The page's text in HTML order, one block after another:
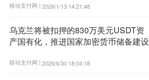
移动支付网 | 2026/1/13 14:21:48
乌克兰将被扣押的830万美元USDT资
产国有化，推进国家加密货币储备建设
移动支付网 | 2026/6/30 18:04:18